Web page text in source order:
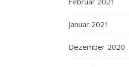
Januar 2021
Dezember 2020